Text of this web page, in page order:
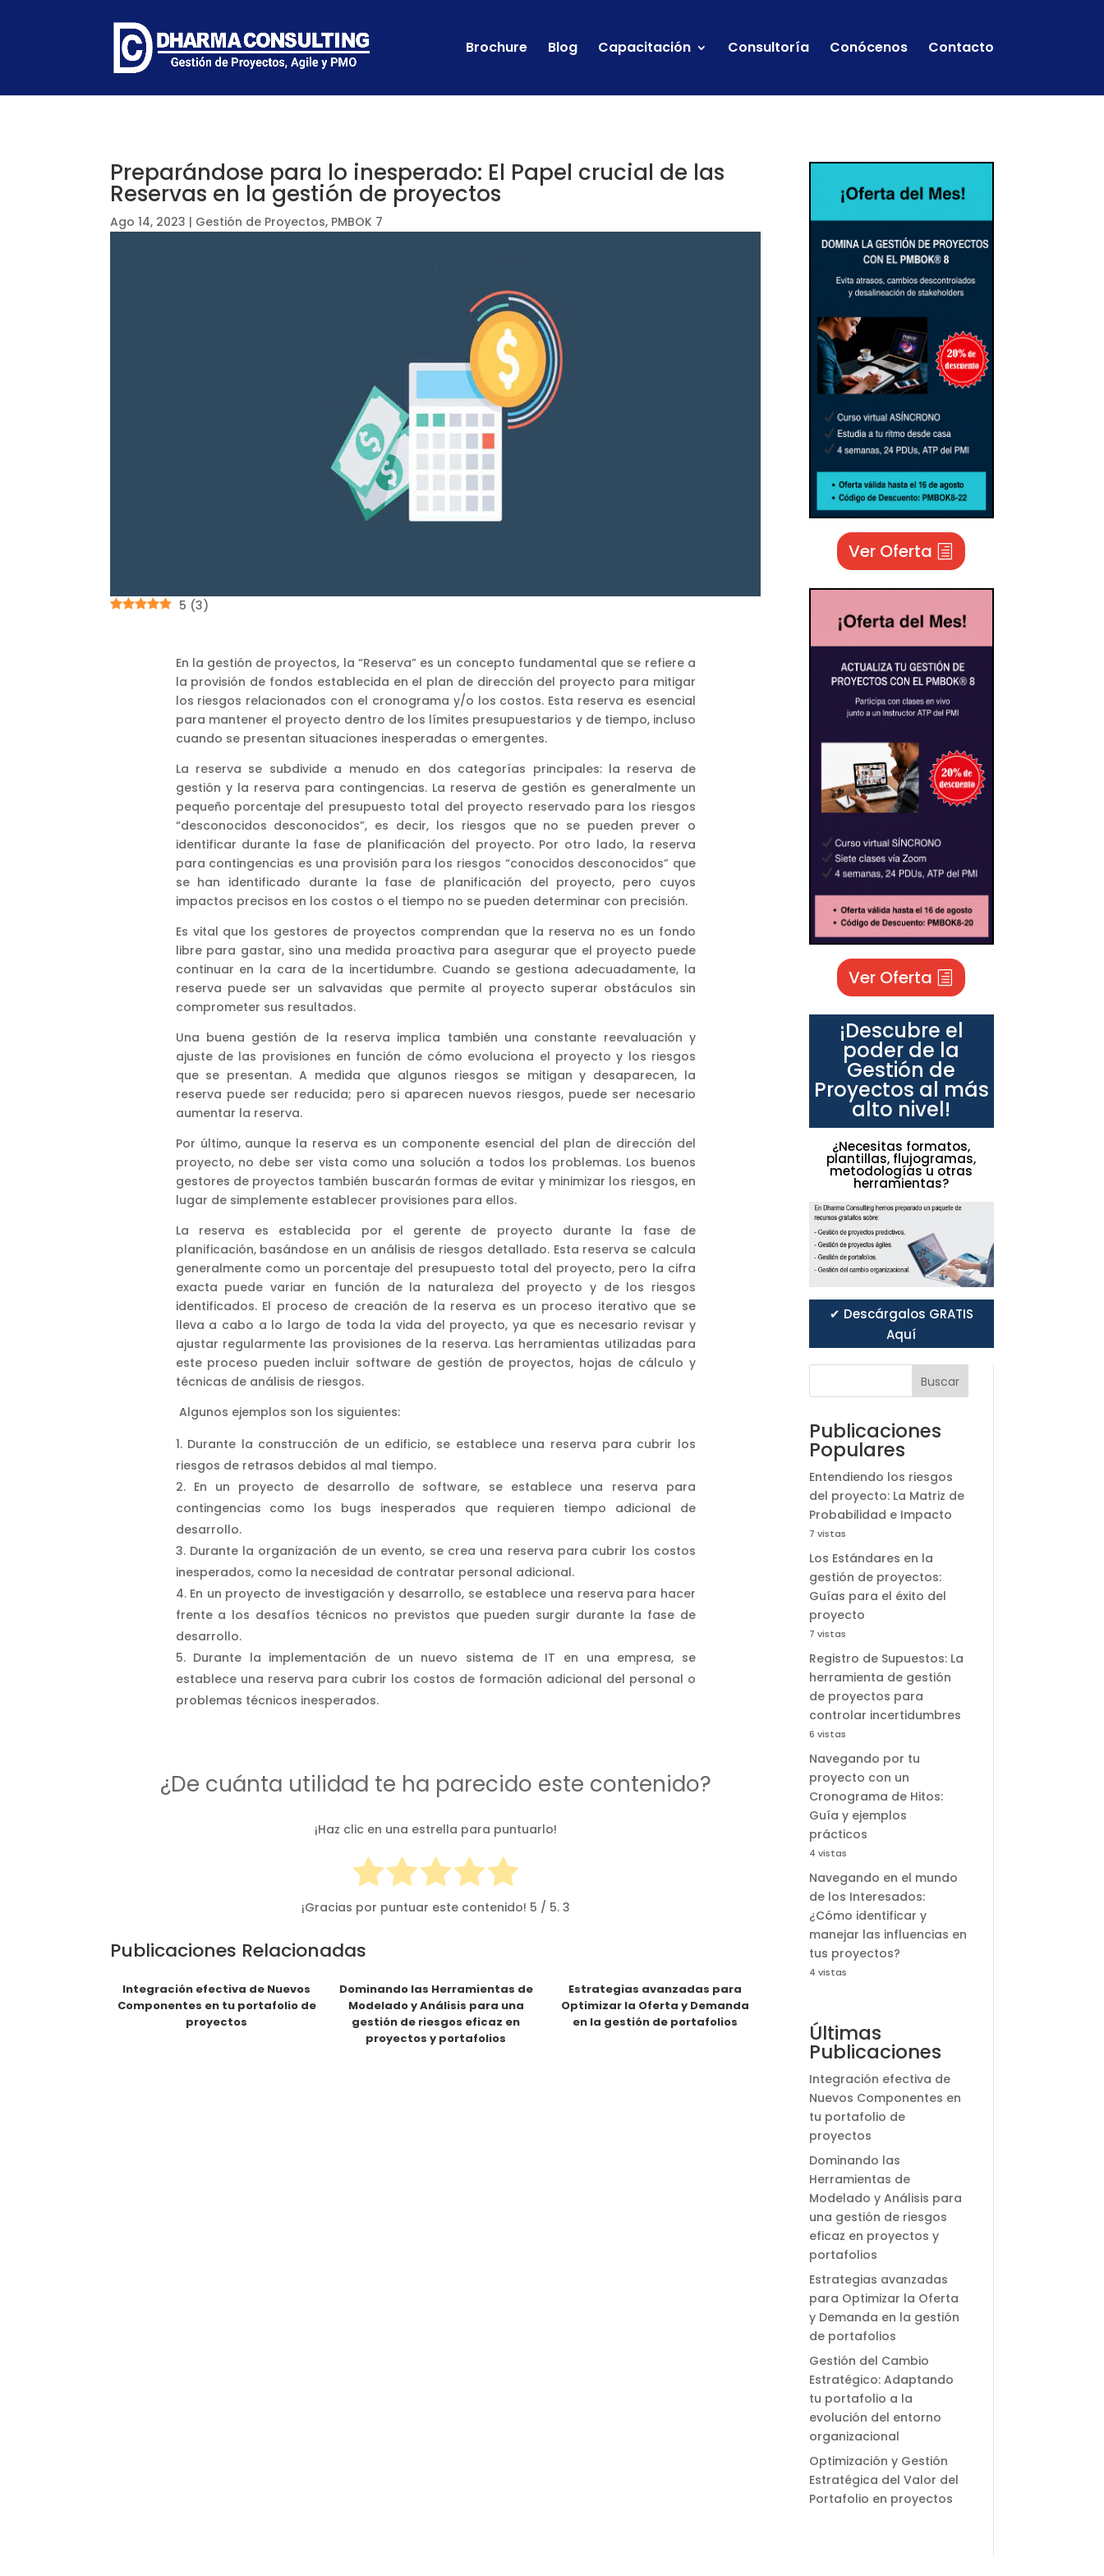
Brochure Blog Capacitación Consultoría Conócenos Contacto
Preparándose para lo inesperado: El Papel crucial de las
Reservas en la gestión de proyectos
Ago 14, 2023 | Gestión de Proyectos, PMBOK 7
5 (3)
En la gestión de proyectos, la “Reserva” es un concepto fundamental que se refiere a
la provisión de fondos establecida en el plan de dirección del proyecto para mitigar
los riesgos relacionados con el cronograma y/o los costos. Esta reserva es esencial
para mantener el proyecto dentro de los límites presupuestarios y de tiempo, incluso
cuando se presentan situaciones inesperadas o emergentes.
La reserva se subdivide a menudo en dos categorías principales: la reserva de
gestión y la reserva para contingencias. La reserva de gestión es generalmente un
pequeño porcentaje del presupuesto total del proyecto reservado para los riesgos
“desconocidos desconocidos”, es decir, los riesgos que no se pueden prever o
identificar durante la fase de planificación del proyecto. Por otro lado, la reserva
para contingencias es una provisión para los riesgos “conocidos desconocidos” que
se han identificado durante la fase de planificación del proyecto, pero cuyos
impactos precisos en los costos o el tiempo no se pueden determinar con precisión.
Es vital que los gestores de proyectos comprendan que la reserva no es un fondo
libre para gastar, sino una medida proactiva para asegurar que el proyecto puede
continuar en la cara de la incertidumbre. Cuando se gestiona adecuadamente, la
reserva puede ser un salvavidas que permite al proyecto superar obstáculos sin
comprometer sus resultados.
Una buena gestión de la reserva implica también una constante reevaluación y
ajuste de las provisiones en función de cómo evoluciona el proyecto y los riesgos
que se presentan. A medida que algunos riesgos se mitigan y desaparecen, la
reserva puede ser reducida; pero si aparecen nuevos riesgos, puede ser necesario
aumentar la reserva.
Por último, aunque la reserva es un componente esencial del plan de dirección del
proyecto, no debe ser vista como una solución a todos los problemas. Los buenos
gestores de proyectos también buscarán formas de evitar y minimizar los riesgos, en
lugar de simplemente establecer provisiones para ellos.
La reserva es establecida por el gerente de proyecto durante la fase de
planificación, basándose en un análisis de riesgos detallado. Esta reserva se calcula
generalmente como un porcentaje del presupuesto total del proyecto, pero la cifra
exacta puede variar en función de la naturaleza del proyecto y de los riesgos
identificados. El proceso de creación de la reserva es un proceso iterativo que se
lleva a cabo a lo largo de toda la vida del proyecto, ya que es necesario revisar y
ajustar regularmente las provisiones de la reserva. Las herramientas utilizadas para
este proceso pueden incluir software de gestión de proyectos, hojas de cálculo y
técnicas de análisis de riesgos.
Algunos ejemplos son los siguientes:
Durante la construcción de un edificio, se establece una reserva para cubrir los
riesgos de retrasos debidos al mal tiempo.
En un proyecto de desarrollo de software, se establece una reserva para
contingencias como los bugs inesperados que requieren tiempo adicional de
desarrollo.
Durante la organización de un evento, se crea una reserva para cubrir los costos
inesperados, como la necesidad de contratar personal adicional.
En un proyecto de investigación y desarrollo, se establece una reserva para hacer
frente a los desafíos técnicos no previstos que pueden surgir durante la fase de
desarrollo.
Durante la implementación de un nuevo sistema de IT en una empresa, se
establece una reserva para cubrir los costos de formación adicional del personal o
problemas técnicos inesperados.
¿De cuánta utilidad te ha parecido este contenido?
¡Haz clic en una estrella para puntuarlo!
¡Gracias por puntuar este contenido! 5 / 5. 3
Publicaciones Relacionadas
Integración efectiva de Nuevos
Componentes en tu portafolio de
proyectos
Dominando las Herramientas de
Modelado y Análisis para una
gestión de riesgos eficaz en
proyectos y portafolios
Estrategias avanzadas para
Optimizar la Oferta y Demanda
en la gestión de portafolios
Ver Oferta
Ver Oferta
¡Descubre el
poder de la
Gestión de
Proyectos al más
alto nivel!
¿Necesitas formatos,
plantillas, flujogramas,
metodologías u otras
herramientas?
✔ Descárgalos GRATIS
Aquí
Buscar
Publicaciones
Populares
Entendiendo los riesgos
del proyecto: La Matriz de
Probabilidad e Impacto
7 vistas
Los Estándares en la
gestión de proyectos:
Guías para el éxito del
proyecto
7 vistas
Registro de Supuestos: La
herramienta de gestión
de proyectos para
controlar incertidumbres
6 vistas
Navegando por tu
proyecto con un
Cronograma de Hitos:
Guía y ejemplos
prácticos
4 vistas
Navegando en el mundo
de los Interesados:
¿Cómo identificar y
manejar las influencias en
tus proyectos?
4 vistas
Últimas
Publicaciones
Integración efectiva de
Nuevos Componentes en
tu portafolio de
proyectos
Dominando las
Herramientas de
Modelado y Análisis para
una gestión de riesgos
eficaz en proyectos y
portafolios
Estrategias avanzadas
para Optimizar la Oferta
y Demanda en la gestión
de portafolios
Gestión del Cambio
Estratégico: Adaptando
tu portafolio a la
evolución del entorno
organizacional
Optimización y Gestión
Estratégica del Valor del
Portafolio en proyectos